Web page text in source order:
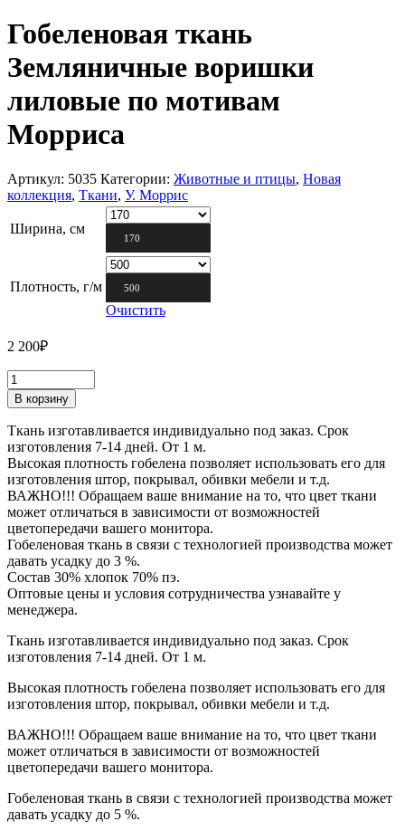
Гобеленовая ткань
Земляничные воришки
лиловые по мотивам
Морриса
Артикул: 5035 Категории: Животные и птицы, Новая
коллекция, Ткани, У. Моррис
Ширина, см
170
Плотность, г/м 500
Очистить
2 200₽
В корзину
Ткань изготавливается индивидуально под заказ. Срок
изготовления 7-14 дней. От 1 м.
Высокая плотность гобелена позволяет использовать его для
изготовления штор, покрывал, обивки мебели и т.д.
ВАЖНО!!! Обращаем ваше внимание на то, что цвет ткани
может отличаться в зависимости от возможностей
цветопередачи вашего монитора.
Гобеленовая ткань в связи с технологией производства может
давать усадку до 3 %.
Состав 30% хлопок 70% пэ.
Оптовые цены и условия сотрудничества узнавайте у
менеджера.
Ткань изготавливается индивидуально под заказ. Срок
изготовления 7-14 дней. От 1 м.
Высокая плотность гобелена позволяет использовать его для
изготовления штор, покрывал, обивки мебели и т.д.
ВАЖНО!!! Обращаем ваше внимание на то, что цвет ткани
может отличаться в зависимости от возможностей
цветопередачи вашего монитора.
Гобеленовая ткань в связи с технологией производства может
давать усадку до 5 %.